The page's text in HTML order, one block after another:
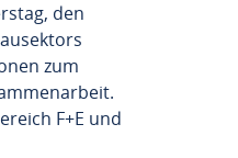
den
zum
F+E und